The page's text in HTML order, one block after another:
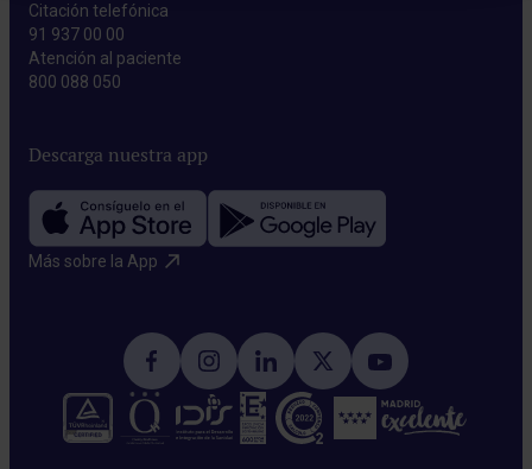
Citación telefónica
91 937 00 00
Atención al paciente
800 088 050
Descarga nuestra app
Más sobre la App​